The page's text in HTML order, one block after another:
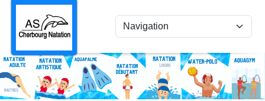
Panneau de gestion des cookies